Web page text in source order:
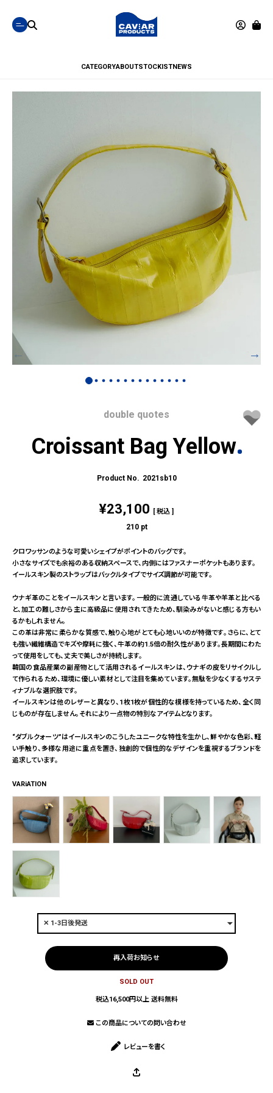
CATEGORYABOUTSTOCKISTNEWS
double quotes
Croissant Bag Yellow
2021sb10
¥23,100 税込
210 pt
クロワッサンのような可愛いシェイプがポイントのバッグです。
小さなサイズでも余裕のある収納スペースで、内側にはファスナーポケットもあります。
イールスキン製のストラップはバックルタイプでサイズ調節が可能です。
ウナギ革のことをイールスキンと言います。一般的に流通している牛革や羊革と比べる
と、加工の難しさから主に高級品に使用されてきたため、馴染みがないと感じる方もい
るかもしれません。
この革は非常に柔らかな質感で、触り心地がとても心地いいのが特徴です。さらに、とて
も強い繊維構造でキズや摩耗に強く、牛革の約1.5倍の耐久性があります。長期間にわた
って使用をしても、丈夫で美しさが持続します。
韓国の食品産業の副産物として活用されるイールスキンは、ウナギの皮をリサイクルし
て作られるため、環境に優しい素材として注目を集めています。無駄を少なくするサステ
ィナブルな選択肢です。
イールスキンは他のレザーと異なり、1枚1枚が個性的な模様を持っているため、全く同
じものが存在しません。それにより一点物の特別なアイテムとなります。
“ダブルクォーツ”はイールスキンのこうしたユニークな特性を生かし、鮮やかな色彩、軽
い手触り、多様な用途に重点を置き、独創的で個性的なデザインを重視するブランドを
追求しています。
VARiATION
再入荷お知らせ
SOLD OUT
税込16,500円以上 送料無料
この商品についての問い合わせ
レビューを書く